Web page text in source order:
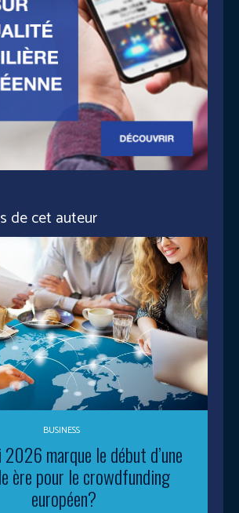
de cet auteur
BUSINESS
marque le début d’une
ère pour le crowdfunding
européen?